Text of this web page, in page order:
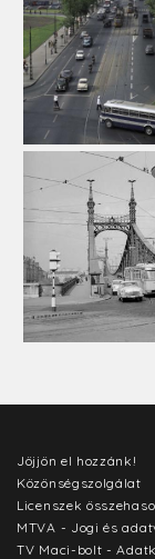
Jöjjön el hozzánk!
Közönségszolgálat
Licenszek
MTVA - Jogi és
TV Maci-bolt -